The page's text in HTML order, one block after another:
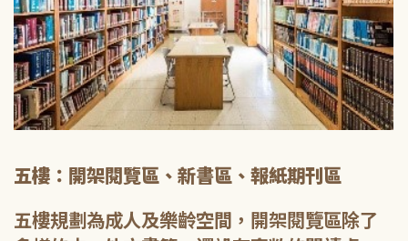
五樓：開架閱覽區、新書區、報紙期刊區
五樓規劃為成人及樂齡空間，開架閱覽區除了